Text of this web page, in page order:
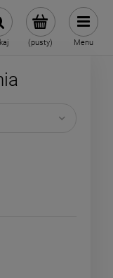
(pusty) Menu